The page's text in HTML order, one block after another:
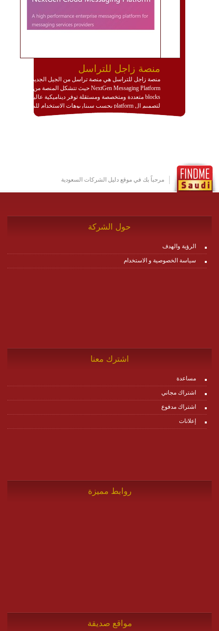
منصة زاجل للتراسل
منصة زاجل للتراسل هي منصة تراسل من الجيل الجديد
NextGen Messaging Platform حيث تتشكل المنصة من
blocks متعددة ومتخصصة ومستقلة توفر ديناميكية عالية
لتصميم ال platform بحسب سيناريوهات الاستخدام للمنصة
وتتوافق مع النشر والاستثمار ضمن بيئة استضافة dedicated
http://www.plutosms.com/zagel
مرحباً بك في موقع دليل الشركات السعودية
حول الشركة
الرؤية والهدف
سياسة الخصوصية و الاستخدام
اشترك معنا
مساعدة
اشتراك مجاني
اشتراك مدفوع
إعلانات
روابط مميزة
مواقع صديقة